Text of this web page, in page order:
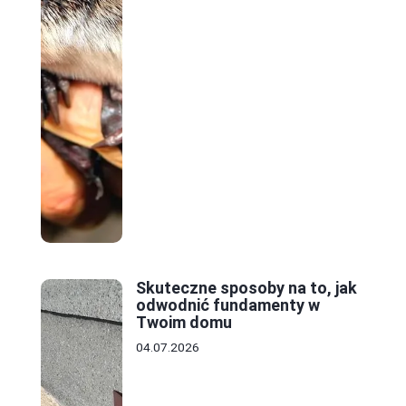
Skuteczne sposoby na to, jak
odwodnić fundamenty w
Twoim domu
04.07.2026